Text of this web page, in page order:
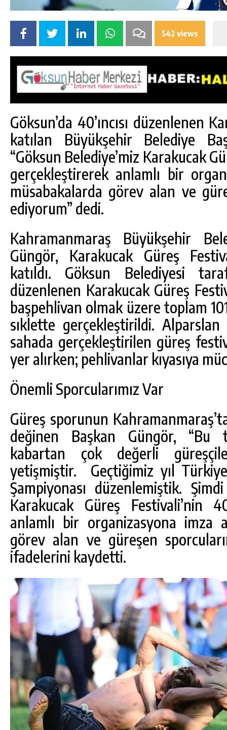
542 views
Göksun’da 40’ıncısı düzenlenen
katılan Büyükşehir Belediye
“Göksun Belediye’miz Karakucak
gerçekleştirerek anlamlı bir
müsabakalarda görev alan ve
ediyorum” dedi.
Kahramanmaraş Büyükşehir
Güngör, Karakucak Güreş
katıldı. Göksun Belediyesi
düzenlenen Karakucak Güreş
başpehlivan olmak üzere toplam
sıklette gerçekleştirildi.
sahada gerçekleştirilen güreş
yer alırken; pehlivanlar kıyasıya
Önemli Sporcularımız Var
Güreş sporunun
değinen Başkan Güngör, “Bu
kabartan çok değerli
yetişmiştir. Geçtiğimiz yıl
Şampiyonası düzenlemiştik.
Karakucak Güreş Festivali’nin
anlamlı bir organizasyona imza
görev alan ve güreşen
ifadelerini kaydetti.